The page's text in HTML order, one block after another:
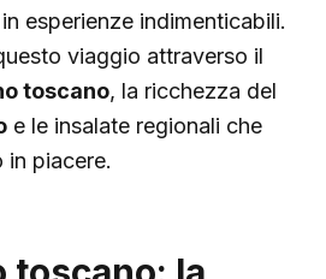
esperienze indimenticabili.
viaggio attraverso il
toscano, la ricchezza del
e le insalate regionali che
in piacere.